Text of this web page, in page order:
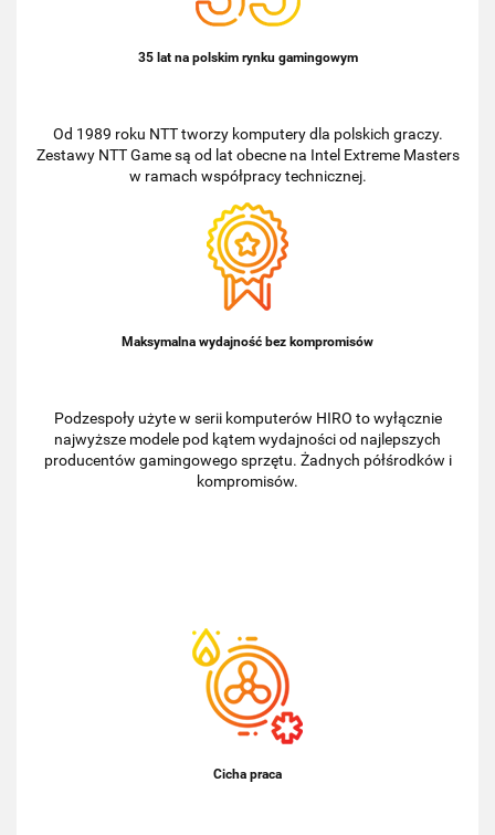
35 lat na polskim rynku gamingowym
Od 1989 roku NTT tworzy komputery dla polskich graczy.
Zestawy NTT Game są od lat obecne na Intel Extreme Masters
w ramach współpracy technicznej.
Maksymalna wydajność bez kompromisów
Podzespoły użyte w serii komputerów HIRO to wyłącznie
najwyższe modele pod kątem wydajności od najlepszych
producentów gamingowego sprzętu. Żadnych półśrodków i
kompromisów.
Cicha praca